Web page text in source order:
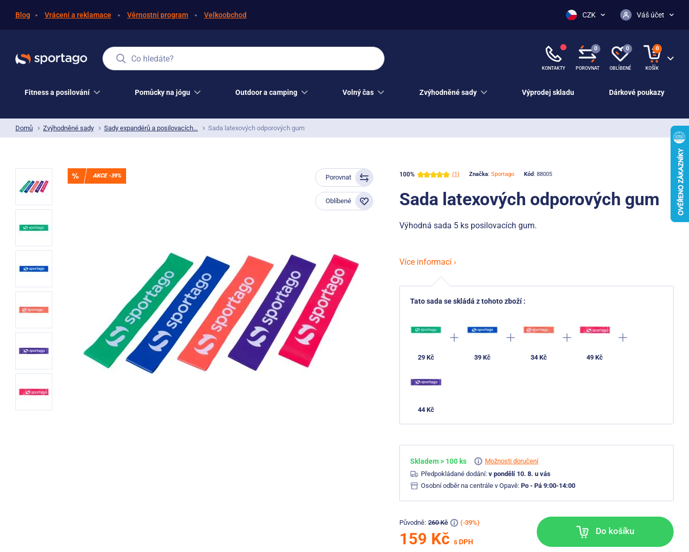
Blog Vrácení a reklamace Věrnostní program Velkoobchod CZK Váš účet
KONTAKTY
0
POROVNAT
0
OBLÍBENÉ
0
KOŠÍK
Co hledáte?
Fitness a posilování Pomůcky na jógu Outdoor a camping Volný čas Zvýhodněné sady Výprodej skladu Dárkové poukazy
Domů Zvýhodněné sady Sady expandérů a posilovacích… Sada latexových odporových gum
100% (1) Značka: Sportago Kód: 88005
Sada latexových odporových gum
Výhodná sada 5 ks posilovacích gum.
Více informací ›
Tato sada se skládá z tohoto zboží :
29 Kč 39 Kč 34 Kč 49 Kč
44 Kč
Skladem > 100 ks
Možnosti doručení
Předpokládané dodání: v pondělí 10. 8. u vás
Osobní odběr na centrále v Opavě: Po - Pá 9:00-14:00
Původně: 260 Kč (-39%)
159 Kč s DPH
Do košíku
AKCE -39% Porovnat
Oblíbené